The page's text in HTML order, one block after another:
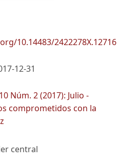
10.14483/2422278X.12716
12-31
Núm. 2 (2017): Julio -
comprometidos con la
central